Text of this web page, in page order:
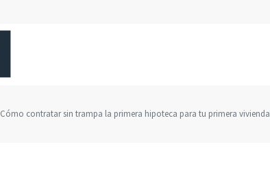
Cómo contratar sin trampa la primera hipoteca para tu primera vivienda